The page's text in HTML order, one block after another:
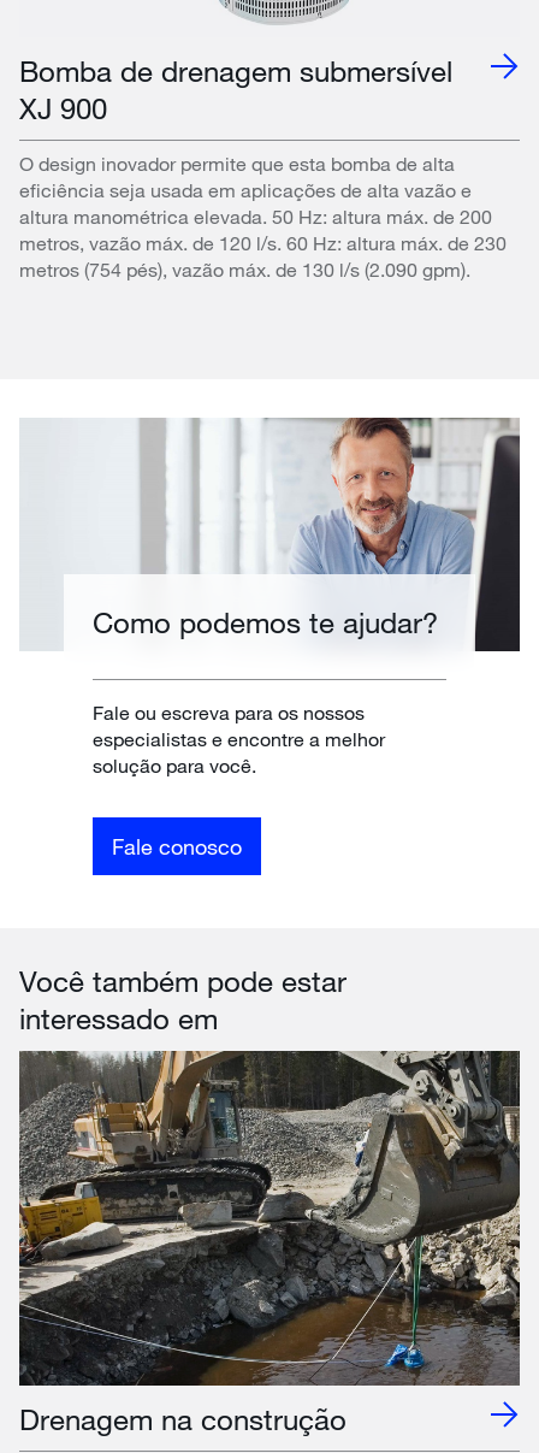
Bomba de drenagem submersível
XJ 900
O design inovador permite que esta bomba de alta
eficiência seja usada em aplicações de alta vazão e
altura manométrica elevada. 50 Hz: altura máx. de 200
metros, vazão máx. de 120 l/s. 60 Hz: altura máx. de 230
metros (754 pés), vazão máx. de 130 l/s (2.090 gpm).
Como podemos te ajudar?
Fale ou escreva para os nossos
especialistas e encontre a melhor
solução para você.
Fale conosco
Você também pode estar
interessado em
Drenagem na construção